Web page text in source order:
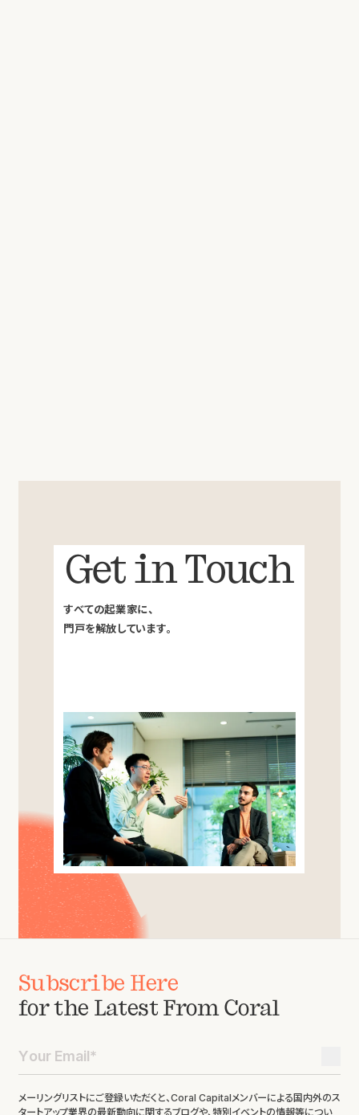
Get in Touch
すべての起業家に、
門戸を解放しています。
Subscribe Here
for the Latest From Coral
メーリングリストにご登録いただくと、Coral Capitalメンバーによる国内外のス
タートアップ業界の最新動向に関するブログや、特別イベントの情報等につい